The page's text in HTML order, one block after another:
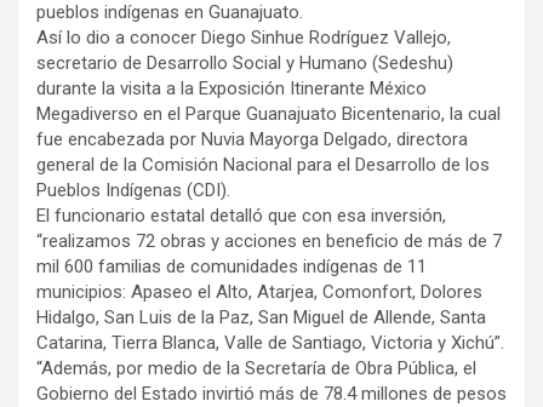
pueblos indígenas en Guanajuato.
Así lo dio a conocer Diego Sinhue Rodríguez Vallejo,
secretario de Desarrollo Social y Humano (Sedeshu)
durante la visita a la Exposición Itinerante México
Megadiverso en el Parque Guanajuato Bicentenario, la cual
fue encabezada por Nuvia Mayorga Delgado, directora
general de la Comisión Nacional para el Desarrollo de los
Pueblos Indígenas (CDI).
El funcionario estatal detalló que con esa inversión,
“realizamos 72 obras y acciones en beneficio de más de 7
mil 600 familias de comunidades indígenas de 11
municipios: Apaseo el Alto, Atarjea, Comonfort, Dolores
Hidalgo, San Luis de la Paz, San Miguel de Allende, Santa
Catarina, Tierra Blanca, Valle de Santiago, Victoria y Xichú”.
“Además, por medio de la Secretaría de Obra Pública, el
Gobierno del Estado invirtió más de 78.4 millones de pesos